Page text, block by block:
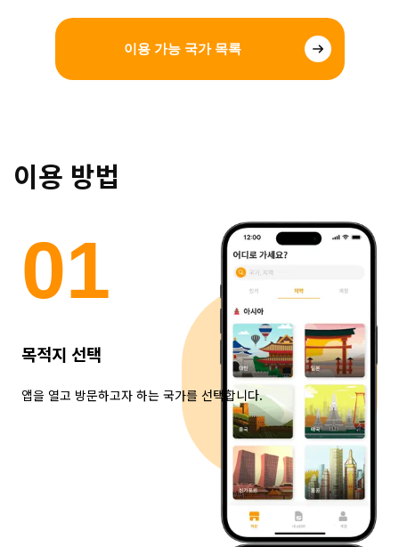
이용 가능 국가 목록
이용 방법
01
목적지 선택
앱을 열고 방문하고자 하는 국가를 선택합니다.